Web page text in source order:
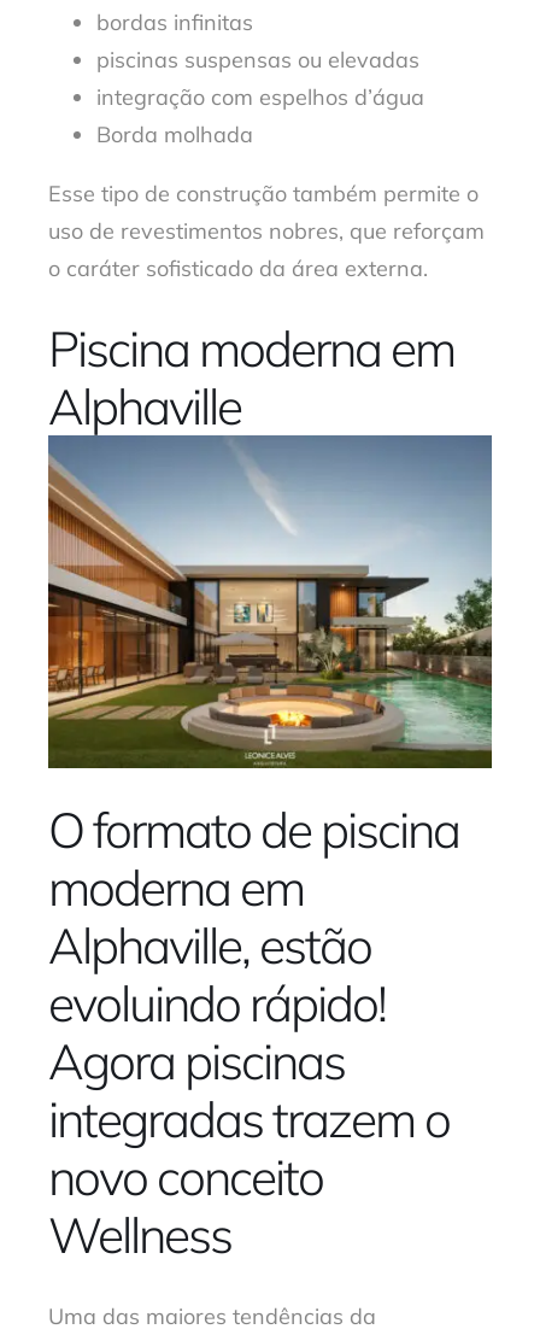
bordas infinitas
piscinas suspensas ou elevadas
integração com espelhos d’água
Borda molhada
Esse tipo de construção também permite o
uso de revestimentos nobres, que reforçam
o caráter sofisticado da área externa.
Piscina moderna em
Alphaville
O formato de piscina
moderna em
Alphaville, estão
evoluindo rápido!
Agora piscinas
integradas trazem o
novo conceito
Wellness
Uma das maiores tendências da